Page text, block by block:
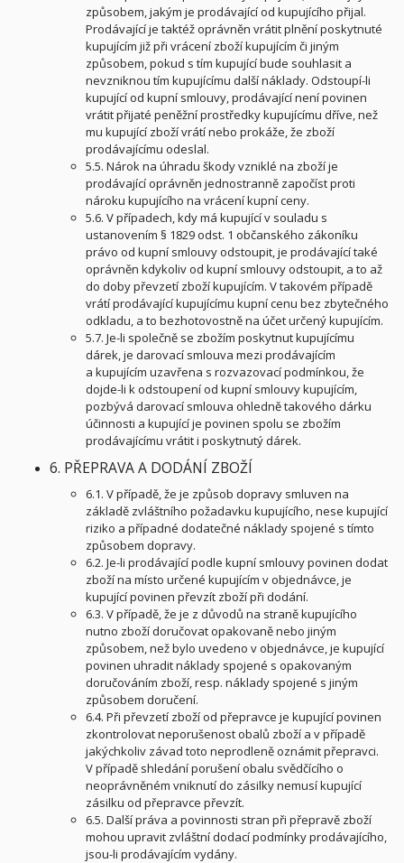
způsobem, jakým je prodávající od kupujícího přijal.
Prodávající je taktéž oprávněn vrátit plnění poskytnuté
kupujícím již při vrácení zboží kupujícím či jiným
způsobem, pokud s tím kupující bude souhlasit a
nevzniknou tím kupujícímu další náklady. Odstoupí-li
kupující od kupní smlouvy, prodávající není povinen
vrátit přijaté peněžní prostředky kupujícímu dříve, než
mu kupující zboží vrátí nebo prokáže, že zboží
prodávajícímu odeslal.
5.5. Nárok na úhradu škody vzniklé na zboží je
prodávající oprávněn jednostranně započíst proti
nároku kupujícího na vrácení kupní ceny.
5.6. V případech, kdy má kupující v souladu s
ustanovením § 1829 odst. 1 občanského zákoníku
právo od kupní smlouvy odstoupit, je prodávající také
oprávněn kdykoliv od kupní smlouvy odstoupit, a to až
do doby převzetí zboží kupujícím. V takovém případě
vrátí prodávající kupujícímu kupní cenu bez zbytečného
odkladu, a to bezhotovostně na účet určený kupujícím.
5.7. Je-li společně se zbožím poskytnut kupujícímu
dárek, je darovací smlouva mezi prodávajícím
a kupujícím uzavřena s rozvazovací podmínkou, že
dojde-li k odstoupení od kupní smlouvy kupujícím,
pozbývá darovací smlouva ohledně takového dárku
účinnosti a kupující je povinen spolu se zbožím
prodávajícímu vrátit i poskytnutý dárek.
6. PŘEPRAVA A DODÁNÍ ZBOŽÍ
6.1. V případě, že je způsob dopravy smluven na
základě zvláštního požadavku kupujícího, nese kupující
riziko a případné dodatečné náklady spojené s tímto
způsobem dopravy.
6.2. Je-li prodávající podle kupní smlouvy povinen dodat
zboží na místo určené kupujícím v objednávce, je
kupující povinen převzít zboží při dodání.
6.3. V případě, že je z důvodů na straně kupujícího
nutno zboží doručovat opakovaně nebo jiným
způsobem, než bylo uvedeno v objednávce, je kupující
povinen uhradit náklady spojené s opakovaným
doručováním zboží, resp. náklady spojené s jiným
způsobem doručení.
6.4. Při převzetí zboží od přepravce je kupující povinen
zkontrolovat neporušenost obalů zboží a v případě
jakýchkoliv závad toto neprodleně oznámit přepravci.
V případě shledání porušení obalu svědčícího o
neoprávněném vniknutí do zásilky nemusí kupující
zásilku od přepravce převzít.
6.5. Další práva a povinnosti stran při přepravě zboží
mohou upravit zvláštní dodací podmínky prodávajícího,
jsou-li prodávajícím vydány.